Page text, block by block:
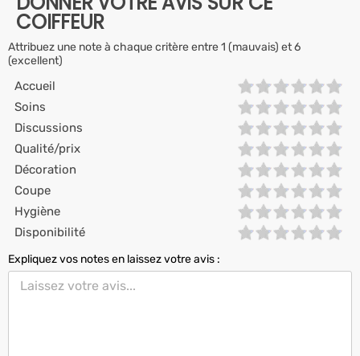
COIFFEUR
Attribuez une note à chaque critère entre 1 (mauvais) et 6
(excellent)
Accueil
Soins
Discussions
Qualité/prix
Décoration
Coupe
Hygiène
Disponibilité
Expliquez vos notes en laissez votre avis :